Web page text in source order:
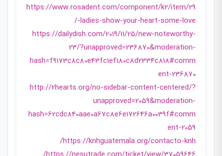
https://www.rosadent.com/component/k2/item/29
-ladies-show-your-heart-some-love/
https://dailydish.com/2019/11/25/new-noteworthy-
23/?unapproved=236870&moderation-
hash=f9173c8c80e43fc1ef180c8d2334c818#comm
ent-236870
http://2hearts.org/no-sidebar-content-centered/?
unapproved=2059&moderation-
hash=62cdc840aae0a67c8e6e172646a0039f#comm
ent-2059
https://knhguatemala.org/contacto-knh/